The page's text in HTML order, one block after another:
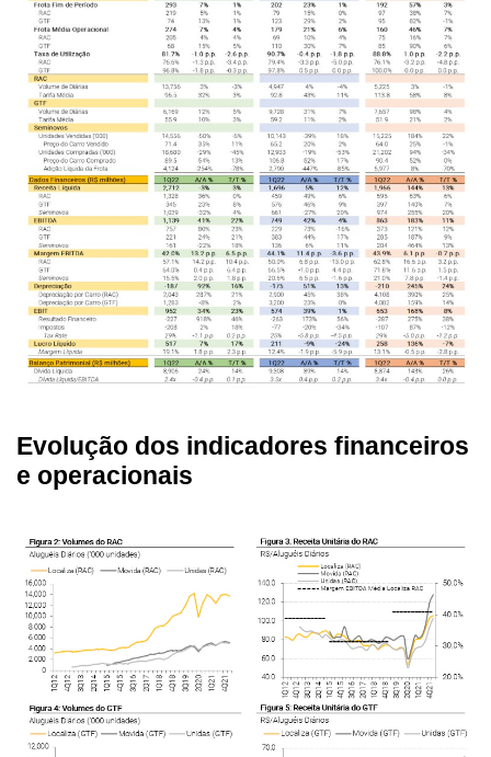
Evolução dos indicadores financeiros
e operacionais